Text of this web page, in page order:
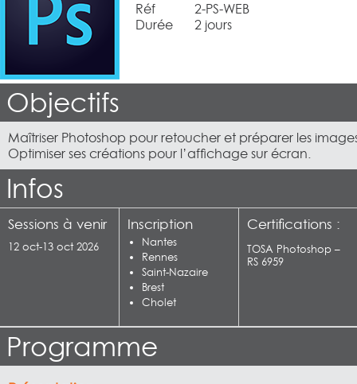
Réf
2-PS-WEB
Durée
2 jours
Objectifs
Maîtriser Photoshop pour retoucher et préparer les
Optimiser ses créations pour l’affichage sur écran.
Infos
Sessions à venir
12 oct-13 oct 2026
Inscription
Nantes
Rennes
Saint-Nazaire
Brest
Cholet
Certifications :
TOSA Photoshop –
RS 6959
Programme